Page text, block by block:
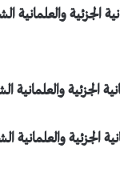
الجزئية والعلمانية
الجزئية والعلمانية